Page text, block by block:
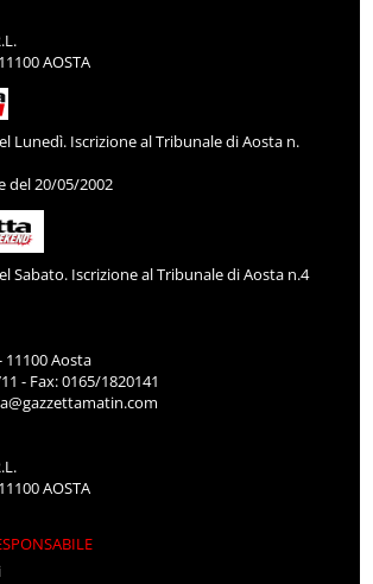
AOSTA
Lunedì. Iscrizione al Tribunale di Aosta n.
del 20/05/2002
Sabato. Iscrizione al Tribunale di Aosta n.4
11100 Aosta
- Fax: 0165/1820141
AOSTA